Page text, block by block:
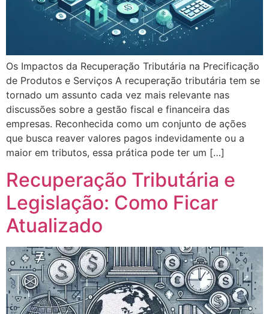
Os Impactos da Recuperação Tributária na Precificação
de Produtos e Serviços A recuperação tributária tem se
tornado um assunto cada vez mais relevante nas
discussões sobre a gestão fiscal e financeira das
empresas. Reconhecida como um conjunto de ações
que busca reaver valores pagos indevidamente ou a
maior em tributos, essa prática pode ter um […]
Recuperação Tributária e
Legislação: Como Ficar
Atualizado